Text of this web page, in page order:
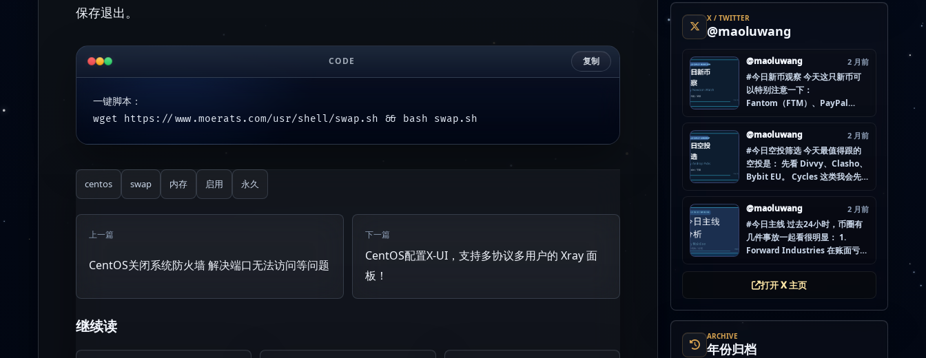
X / TWITTER
@maoluwang
@maoluwang 2 月前
#今日新币观察 今天这只新币可
以特别注意一下：
Fantom（FTM）、PayPal
Liberty Financial（WLFI）、
Internet Computer (IOU)
（ICP） 不是因为它们一定最
猛，而是更像“热度是不是在回流”
的样本。 这种时候最怕把...
@maoluwang 2 月前
#今日空投筛选 今天最值得跟的
空投是： 先看 Divvy、Clasho、
Bybit EU。 Cycles 这类我会先
后续节奏想清楚。 现在做空投最
怕的不是没项目，而是一下全
开，最后一条都没做扎实。
mao.lu/today-airdrop-
selecti… #空投项目 #...
@maoluwang 2 月前
#今日主线 过去24小时，币圈有
几件事放一起看很明显： 1.
Forward Industries 在账面亏损
非法赌博行为 3. 加密亿万富翁继
打开 X 主页
ARCHIVE
年份归档
保存退出。
CODE 复制
一键脚本：
wget https://www.moerats.com/usr/shell/swap.sh && bash swap.sh
centos swap 内存 启用 永久
上一篇
CentOS关闭系统防火墙 解决端口无法访问等问题
下一篇
CentOS配置X-UI，支持多协议多用户的 Xray 面
板！
继续读